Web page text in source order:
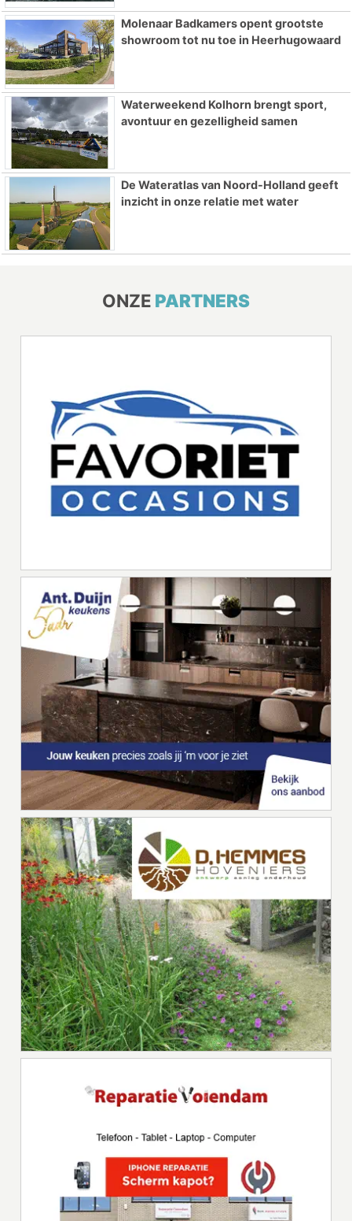
Molenaar Badkamers opent grootste
showroom tot nu toe in Heerhugowaard
Waterweekend Kolhorn brengt sport,
avontuur en gezelligheid samen
De Wateratlas van Noord-Holland geeft
inzicht in onze relatie met water
ONZE PARTNERS